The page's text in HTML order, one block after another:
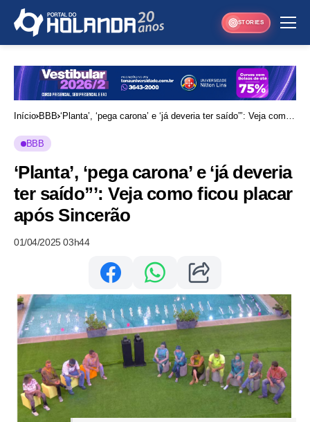
STORIES
Início BBB ‘Planta’, ‘pega carona’ e ‘já deveria ter saído”’: Veja como
BBB
‘Planta’, ‘pega carona’ e ‘já deveria
ter saído”’: Veja como ficou placar
após Sincerão
01/04/2025 03h44